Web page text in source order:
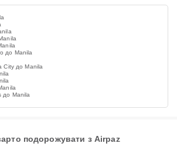
до Manila
City до Manila
до Manila
подорожувати з Airpaz